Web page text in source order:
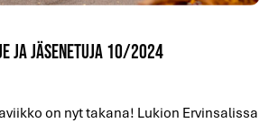
ja jäsenetuja 10/2024
on nyt takana! Lukion Ervinsalissa